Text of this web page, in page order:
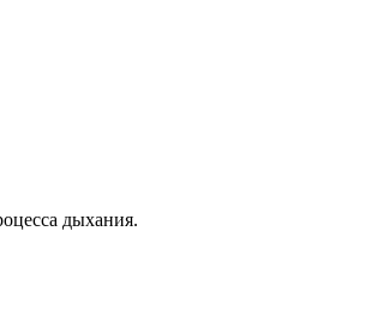
дыхания.